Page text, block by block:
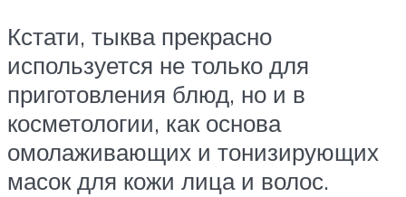
Кстати, тыква прекрасно
используется не только для
приготовления блюд, но и в
косметологии, как основа
омолаживающих и тонизирующих
масок для кожи лица и волос.